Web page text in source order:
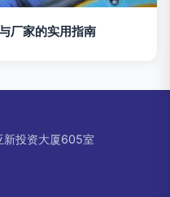
厂家的实用指南
新投资大厦605室